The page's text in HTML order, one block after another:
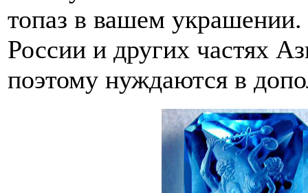
топаз в вашем
России и других частях
поэтому нуждаются в